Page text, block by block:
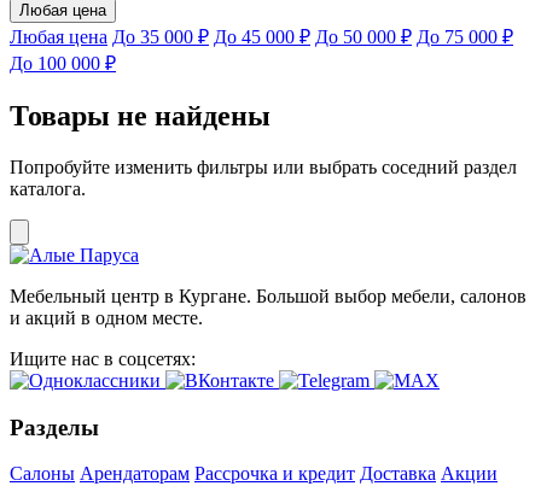
Любая цена
Любая цена До 35 000 ₽ До 45 000 ₽ До 50 000 ₽ До 75 000 ₽
До 100 000 ₽
Товары не найдены
Попробуйте изменить фильтры или выбрать соседний раздел
каталога.
Мебельный центр в Кургане. Большой выбор мебели, салонов
и акций в одном месте.
Ищите нас в соцсетях:
Разделы
Салоны Арендаторам Рассрочка и кредит Доставка Акции